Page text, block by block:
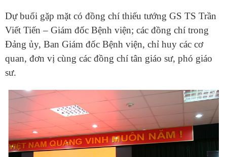
Dự buổi gặp mặt có đồng chí thiếu tướng GS TS Trần
Viết Tiến – Giám đốc Bệnh viện; các đồng chí trong
Đảng ủy, Ban Giám đốc Bệnh viện, chỉ huy các cơ
quan, đơn vị cùng các đồng chí tân giáo sư, phó giáo
sư.